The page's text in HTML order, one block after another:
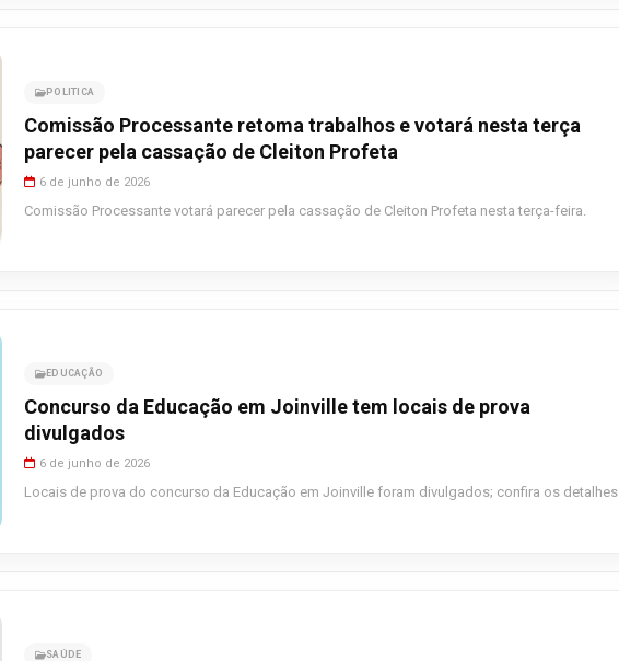
POLITICA
Comissão Processante retoma trabalhos e votará nesta terça
parecer pela cassação de Cleiton Profeta
6 de junho de 2026
Comissão Processante votará parecer pela cassação de Cleiton Profeta nesta terça-feira.
EDUCAÇÃO
Concurso da Educação em Joinville tem locais de prova
divulgados
6 de junho de 2026
Locais de prova do concurso da Educação em Joinville foram divulgados; confira os detalhes.
SAÚDE